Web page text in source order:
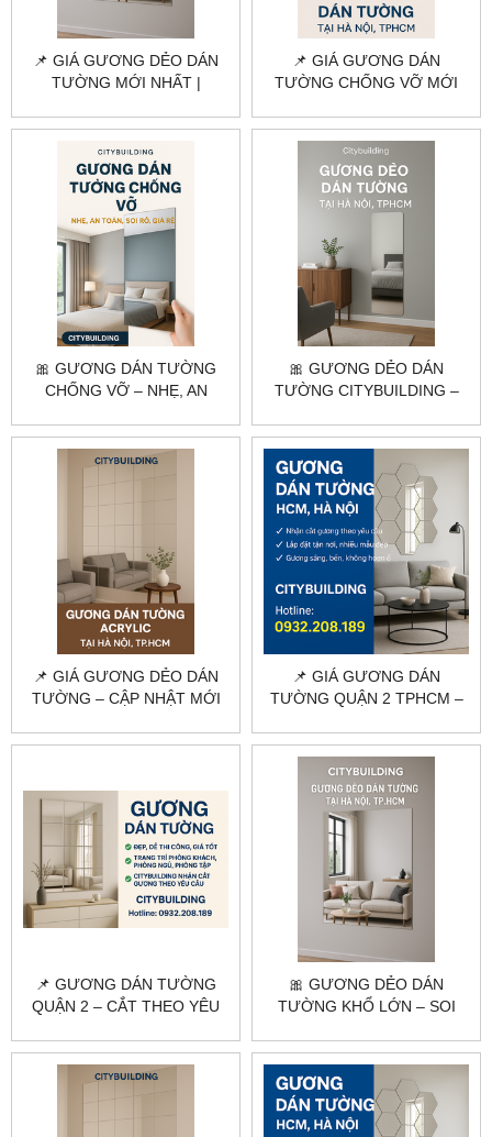
📌 GIÁ GƯƠNG DẺO DÁN
TƯỜNG MỚI NHẤT |
📌 GIÁ GƯƠNG DÁN
TƯỜNG CHỐNG VỠ MỚI
🎀 GƯƠNG DÁN TƯỜNG
CHỐNG VỠ – NHẸ, AN
🎀 GƯƠNG DẺO DÁN
TƯỜNG CITYBUILDING –
TẬN NƠI
📌 GIÁ GƯƠNG DẺO DÁN
TƯỜNG – CẬP NHẬT MỚI
📌 GIÁ GƯƠNG DÁN
TƯỜNG QUẬN 2 TPHCM –
NHẤT
📌 GƯƠNG DÁN TƯỜNG
QUẬN 2 – CẮT THEO YÊU
🎀 GƯƠNG DẺO DÁN
TƯỜNG KHỔ LỚN – SOI
RẺ